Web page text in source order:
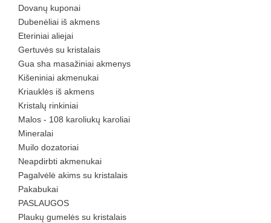
Dovanų kuponai
Dubenėliai iš akmens
Eteriniai aliejai
Gertuvės su kristalais
Gua sha masažiniai akmenys
Kišeniniai akmenukai
Kriauklės iš akmens
Kristalų rinkiniai
Malos - 108 karoliukų karoliai
Mineralai
Muilo dozatoriai
Neapdirbti akmenukai
Pagalvėlė akims su kristalais
Pakabukai
PASLAUGOS
Plaukų gumelės su kristalais